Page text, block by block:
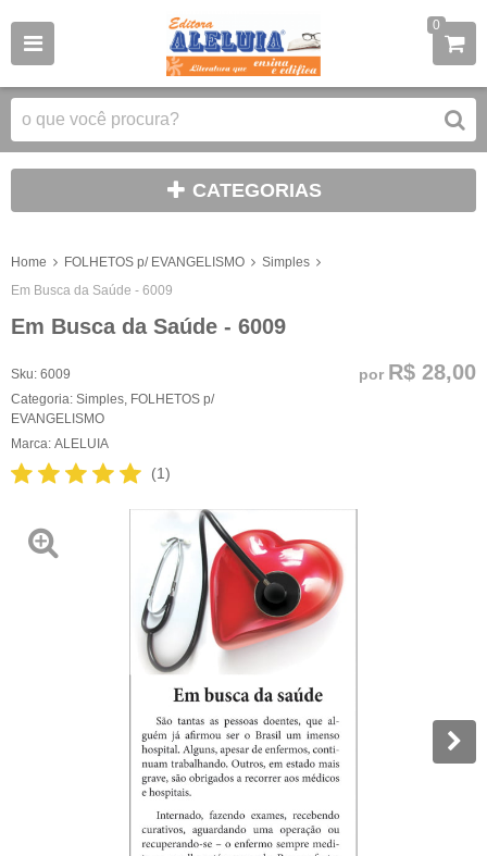
0
CATEGORIAS
Home FOLHETOS p/ EVANGELISMO
Simples
Em Busca da Saúde - 6009
Em Busca da Saúde - 6009
Sku: 6009
Categoria: Simples FOLHETOS p/
EVANGELISMO
Marca: ALELUIA
(1)
por R$ 28,00